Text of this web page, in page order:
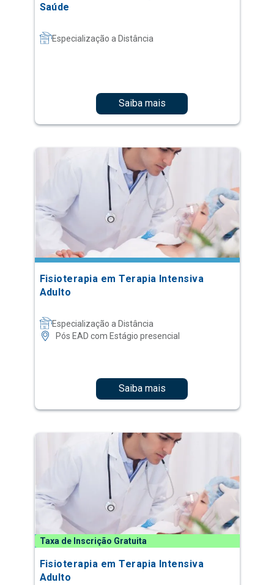
Saúde
Especialização a Distância
Saiba mais
Fisioterapia em Terapia Intensiva
Adulto
Especialização a Distância
Pós EAD com Estágio presencial
Saiba mais
Taxa de Inscrição Gratuita
Fisioterapia em Terapia Intensiva
Adulto